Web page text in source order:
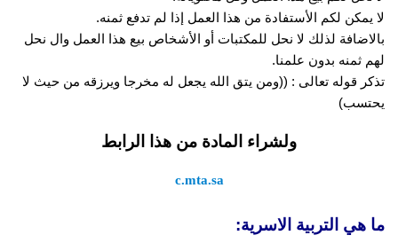
لا يمكن لكم الأستفادة من هذا العمل إذا لم تدفع ثمنه.
بالاضافة لذلك لا نحل للمكتبات أو الأشخاص بيع هذا العمل وال نحل
لهم ثمنه بدون علمنا.
تذكر قوله تعالى : ((ومن يتق الله يجعل له مخرجا ويرزقه من حيث لا
يحتسب)
ولشراء المادة من هذا الرابط
c.mta.sa
ما هي التربية الاسرية: